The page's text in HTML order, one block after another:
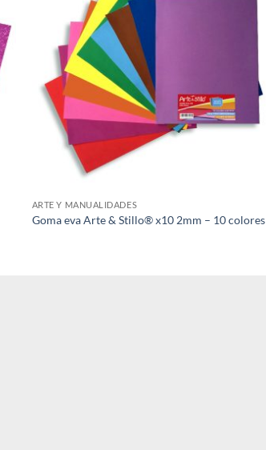
ARTE Y MANUALIDADES
Goma eva Arte & Stillo® x10 2mm – 10 colores